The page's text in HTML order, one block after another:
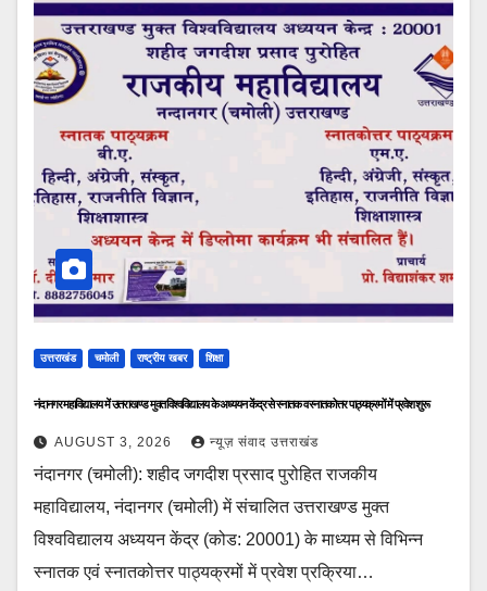
उत्तराखंड चमोली राष्ट्रीय खबर शिक्षा
नंदानगर महाविद्यालय में उत्तराखण्ड मुक्त विश्वविद्यालय के अध्ययन केंद्र से स्नातक व स्नातकोत्तर पाठ्यक्रमों में प्रवेश शुरू
AUGUST 3, 2026 न्यूज़ संवाद उत्तराखंड
नंदानगर (चमोली): शहीद जगदीश प्रसाद पुरोहित राजकीय
महाविद्यालय, नंदानगर (चमोली) में संचालित उत्तराखण्ड मुक्त
विश्वविद्यालय अध्ययन केंद्र (कोड: 20001) के माध्यम से विभिन्न
स्नातक एवं स्नातकोत्तर पाठ्यक्रमों में प्रवेश प्रक्रिया…